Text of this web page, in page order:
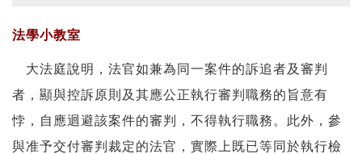
法學小教室
大法庭說明，法官如兼為同一案件的訴追者及審判
者，顯與控訴原則及其應公正執行審判職務的旨意有
悖，自應迴避該案件的審判，不得執行職務。此外，參
與准予交付審判裁定的法官，實際上既已等同於執行檢